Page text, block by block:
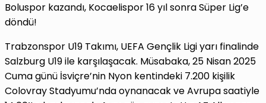
Boluspor kazandı, Kocaelispor 16 yıl sonra Süper Lig’e
döndü!
Trabzonspor U19 Takımı, UEFA Gençlik Ligi yarı finalinde
Salzburg U19 ile karşılaşacak. Müsabaka, 25 Nisan 2025
Cuma günü İsviçre’nin Nyon kentindeki 7.200 kişilik
Colovray Stadyumu’nda oynanacak ve Avrupa saatiyle